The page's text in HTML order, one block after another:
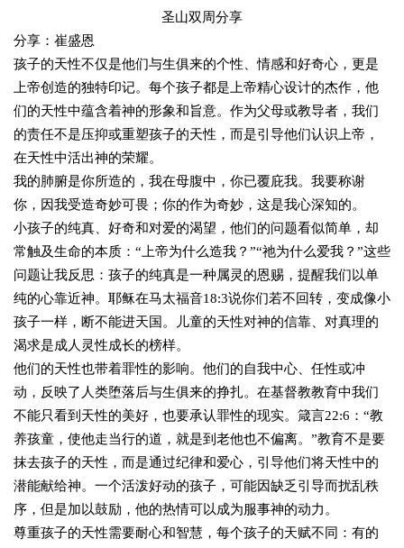
圣山双周分享
分享：崔盛恩
孩子的天性不仅是他们与生俱来的个性、情感和好奇心，更是
上帝创造的独特印记。每个孩子都是上帝精心设计的杰作，他
们的天性中蕴含着神的形象和旨意。作为父母或教导者，我们
的责任不是压抑或重塑孩子的天性，而是引导他们认识上帝，
在天性中活出神的荣耀。
我的肺腑是你所造的，我在母腹中，你已覆庇我。我要称谢
你，因我受造奇妙可畏；你的作为奇妙，这是我心深知的。
小孩子的纯真、好奇和对爱的渴望，他们的问题看似简单，却
常触及生命的本质：“上帝为什么造我？”“祂为什么爱我？”这些
问题让我反思：孩子的纯真是一种属灵的恩赐，提醒我们以单
纯的心靠近神。耶稣在马太福音18:3说你们若不回转，变成像小
孩子一样，断不能进天国。儿童的天性对神的信靠、对真理的
渴求是成人灵性成长的榜样。
他们的天性也带着罪性的影响。他们的自我中心、任性或冲
动，反映了人类堕落后与生俱来的挣扎。在基督教教育中我们
不能只看到天性的美好，也要承认罪性的现实。箴言22:6：“教
养孩童，使他走当行的道，就是到老他也不偏离。”教育不是要
抹去孩子的天性，而是通过纪律和爱心，引导他们将天性中的
潜能献给神。一个活泼好动的孩子，可能因缺乏引导而扰乱秩
序，但是加以鼓励，他的热情可以成为服事神的动力。
尊重孩子的天性需要耐心和智慧，每个孩子的天赋不同：有的